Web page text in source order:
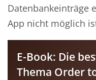
Datenbankeinträge
App nicht möglich
E-Book: Die
Thema Order